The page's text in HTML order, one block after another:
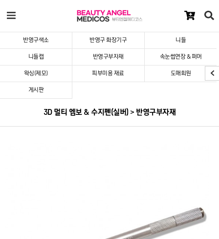
반영구색소 반영구 화장기구 니들
니들캡 반영구부자재 속눈썹연장 & 퍼머
왁싱(제모) 피부미용 재료 도매회원
게시판
3D 멀티 엠보 & 수지펜(실버) > 반영구부자재